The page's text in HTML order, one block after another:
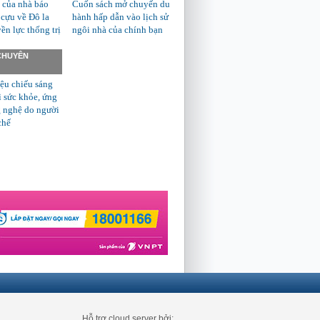
nhà báo
về Đô la
lực thống trị
Cuốn sách mở chuyến du
hành hấp dẫn vào lịch sử
ngôi nhà của chính bạn
chiếu sáng
khỏe, ứng
nghệ do người